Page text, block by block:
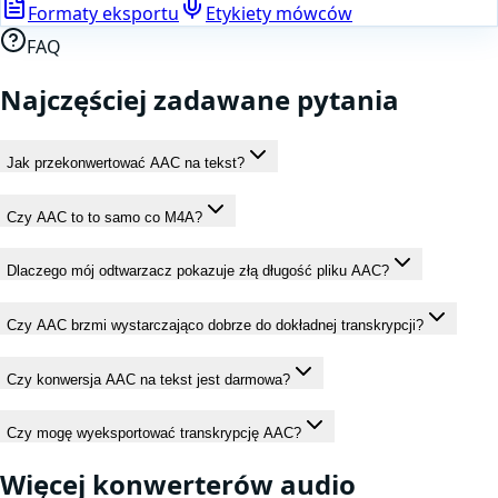
Formaty eksportu
Etykiety mówców
FAQ
Najczęściej zadawane pytania
Jak przekonwertować AAC na tekst?
Czy AAC to to samo co M4A?
Dlaczego mój odtwarzacz pokazuje złą długość pliku AAC?
Czy AAC brzmi wystarczająco dobrze do dokładnej transkrypcji?
Czy konwersja AAC na tekst jest darmowa?
Czy mogę wyeksportować transkrypcję AAC?
Więcej konwerterów audio